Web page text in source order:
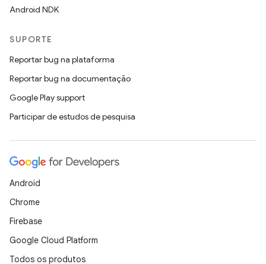
Android NDK
SUPORTE
Reportar bug na plataforma
Reportar bug na documentação
Google Play support
Participar de estudos de pesquisa
Android
Chrome
Firebase
Google Cloud Platform
Todos os produtos